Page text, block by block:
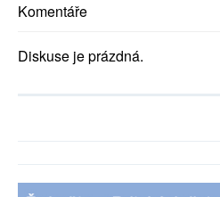
Komentáře
Diskuse je prázdná.